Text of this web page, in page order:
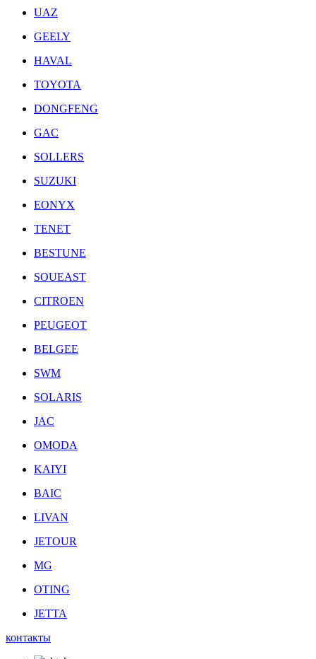
UAZ
GEELY
HAVAL
TOYOTA
DONGFENG
GAC
SOLLERS
SUZUKI
EONYX
TENET
BESTUNE
SOUEAST
CITROEN
PEUGEOT
BELGEE
SWM
SOLARIS
JAC
OMODA
KAIYI
BAIC
LIVAN
JETOUR
MG
OTING
JETTA
контакты